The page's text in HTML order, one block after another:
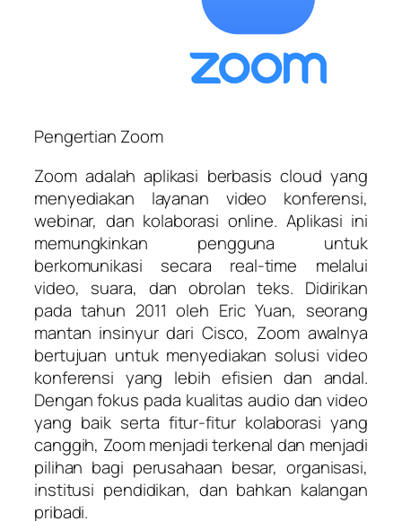
Pengertian Zoom
Zoom adalah aplikasi berbasis cloud yang
menyediakan layanan video konferensi,
webinar, dan kolaborasi online. Aplikasi ini
memungkinkan pengguna untuk
berkomunikasi secara real-time melalui
video, suara, dan obrolan teks. Didirikan
pada tahun 2011 oleh Eric Yuan, seorang
mantan insinyur dari Cisco, Zoom awalnya
bertujuan untuk menyediakan solusi video
konferensi yang lebih efisien dan andal.
Dengan fokus pada kualitas audio dan video
yang baik serta fitur-fitur kolaborasi yang
canggih, Zoom menjadi terkenal dan menjadi
pilihan bagi perusahaan besar, organisasi,
institusi pendidikan, dan bahkan kalangan
pribadi.